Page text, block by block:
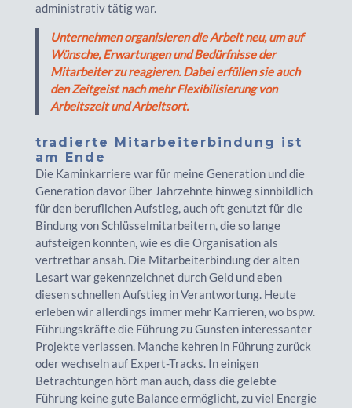
administrativ tätig war.
Unternehmen organisieren die Arbeit neu, um auf
Wünsche, Erwartungen und Bedürfnisse der
Mitarbeiter zu reagieren. Dabei erfüllen sie auch
den Zeitgeist nach mehr Flexibilisierung von
Arbeitszeit und Arbeitsort.
tradierte Mitarbeiterbindung ist
am Ende
Die Kaminkarriere war für meine Generation und die
Generation davor über Jahrzehnte hinweg sinnbildlich
für den beruflichen Aufstieg, auch oft genutzt für die
Bindung von Schlüsselmitarbeitern, die so lange
aufsteigen konnten, wie es die Organisation als
vertretbar ansah. Die Mitarbeiterbindung der alten
Lesart war gekennzeichnet durch Geld und eben
diesen schnellen Aufstieg in Verantwortung. Heute
erleben wir allerdings immer mehr Karrieren, wo bspw.
Führungskräfte die Führung zu Gunsten interessanter
Projekte verlassen. Manche kehren in Führung zurück
oder wechseln auf Expert-Tracks. In einigen
Betrachtungen hört man auch, dass die gelebte
Führung keine gute Balance ermöglicht, zu viel Energie